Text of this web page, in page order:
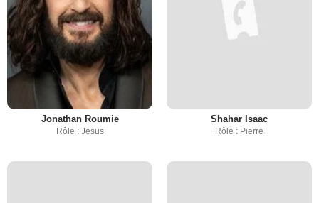
Jonathan Roumie
Rôle : Jesus
Shahar Isaac
Rôle : Pierre